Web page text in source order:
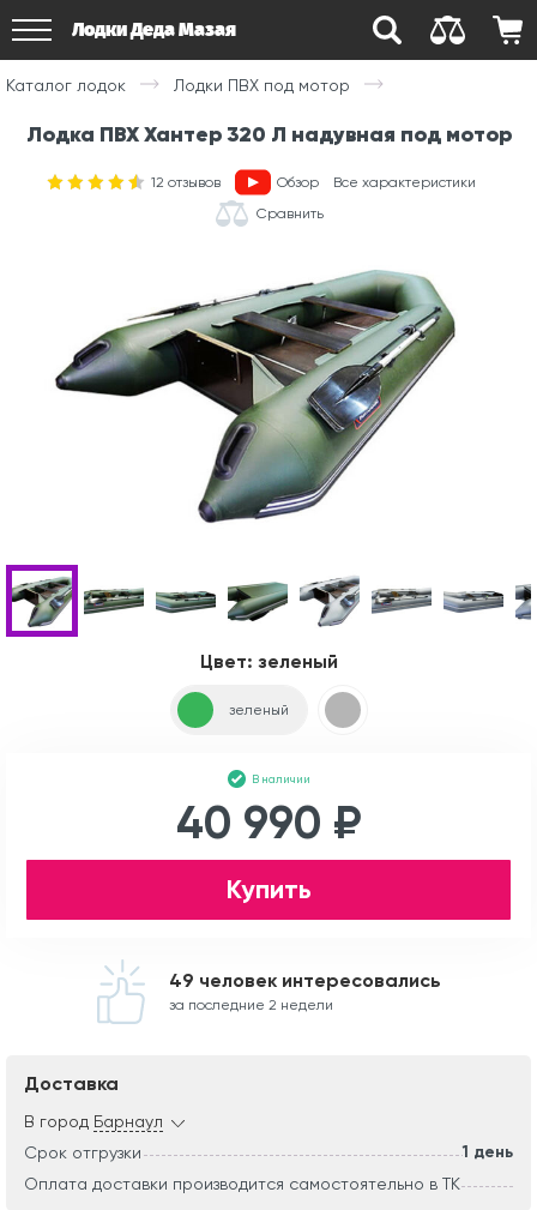
Лодки Деда Мазая
Каталог лодок Лодки ПВХ под мотор
Лодка ПВХ Хантер 320 Л надувная под мотор
12 отзывов Обзор
Все характеристики
Сравнить
Цвет: зеленый
зеленый
В наличии
40 990 ₽
Купить
49 человек интересовались
за последние 2 недели
Доставка
В город Барнаул
Срок отгрузки
1 день
Оплата доставки производится самостоятельно в ТК